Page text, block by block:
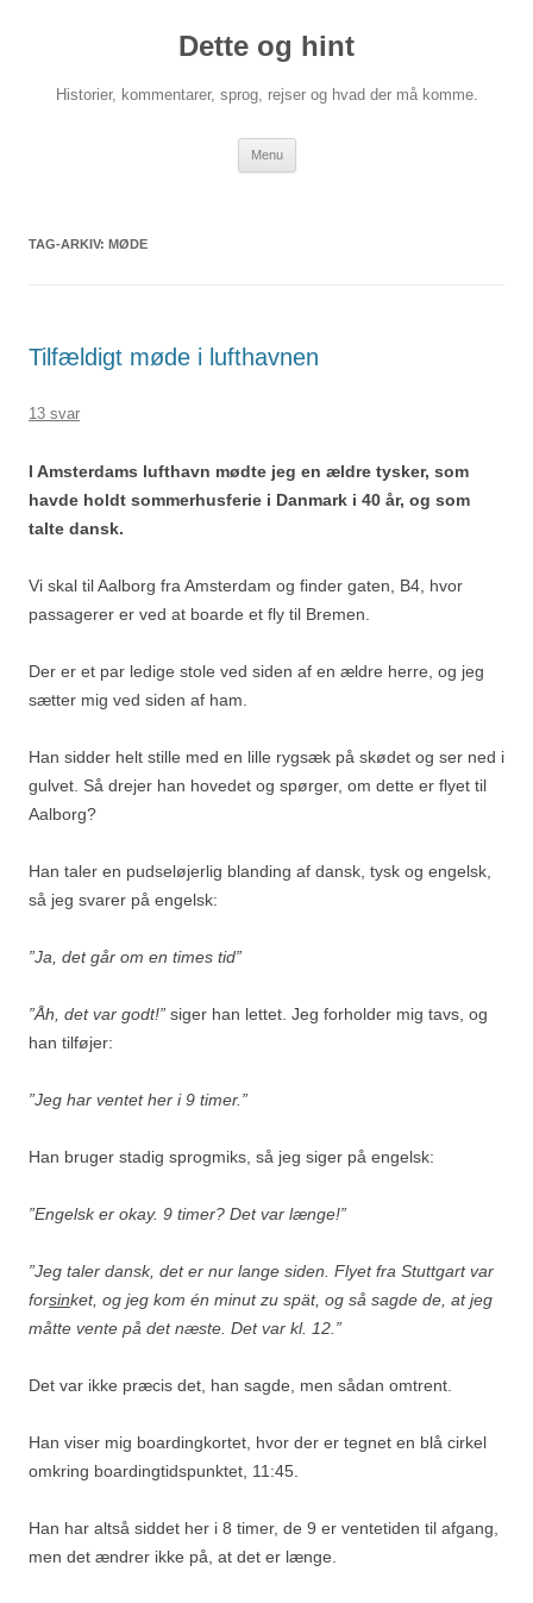
Dette og hint
Historier, kommentarer, sprog, rejser og hvad der må komme.
Menu
TAG-ARKIV: MØDE
Tilfældigt møde i lufthavnen
13 svar
I Amsterdams lufthavn mødte jeg en ældre tysker, som
havde holdt sommerhusferie i Danmark i 40 år, og som
talte dansk.
Vi skal til Aalborg fra Amsterdam og finder gaten, B4, hvor
passagerer er ved at boarde et fly til Bremen.
Der er et par ledige stole ved siden af en ældre herre, og jeg
sætter mig ved siden af ham.
Han sidder helt stille med en lille rygsæk på skødet og ser ned i
gulvet. Så drejer han hovedet og spørger, om dette er flyet til
Aalborg?
Han taler en pudseløjerlig blanding af dansk, tysk og engelsk,
så jeg svarer på engelsk:
”Ja, det går om en times tid”
”Åh, det var godt!” siger han lettet. Jeg forholder mig tavs, og
han tilføjer:
”Jeg har ventet her i 9 timer.”
Han bruger stadig sprogmiks, så jeg siger på engelsk:
”Engelsk er okay. 9 timer? Det var længe!”
”Jeg taler dansk, det er nur lange siden. Flyet fra Stuttgart var
forsinket, og jeg kom én minut zu spät, og så sagde de, at jeg
måtte vente på det næste. Det var kl. 12.”
Det var ikke præcis det, han sagde, men sådan omtrent.
Han viser mig boardingkortet, hvor der er tegnet en blå cirkel
omkring boardingtidspunktet, 11:45.
Han har altså siddet her i 8 timer, de 9 er ventetiden til afgang,
men det ændrer ikke på, at det er længe.